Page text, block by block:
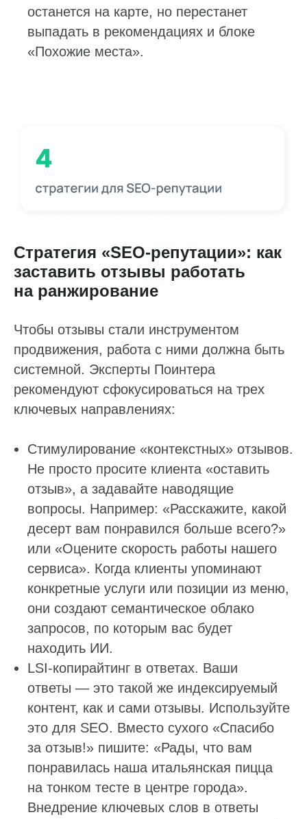
останется на карте, но перестанет
выпадать в рекомендациях и блоке
«Похожие места».
Стратегия «SEO-репутации»: как
заставить отзывы работать
на ранжирование
Чтобы отзывы стали инструментом
продвижения, работа с ними должна быть
системной. Эксперты Поинтера
рекомендуют сфокусироваться на трех
ключевых направлениях:
Стимулирование «контекстных» отзывов.
Не просто просите клиента «оставить
отзыв», а задавайте наводящие
вопросы. Например: «Расскажите, какой
десерт вам понравился больше всего?»
или «Оцените скорость работы нашего
сервиса». Когда клиенты упоминают
конкретные услуги или позиции из меню,
они создают семантическое облако
запросов, по которым вас будет
находить ИИ.
LSI-копирайтинг в ответах. Ваши
ответы — это такой же индексируемый
контент, как и сами отзывы. Используйте
это для SEO. Вместо сухого «Спасибо
за отзыв!» пишите: «Рады, что вам
понравилась наша итальянская пицца
на тонком тесте в центре города».
Внедрение ключевых слов в ответы